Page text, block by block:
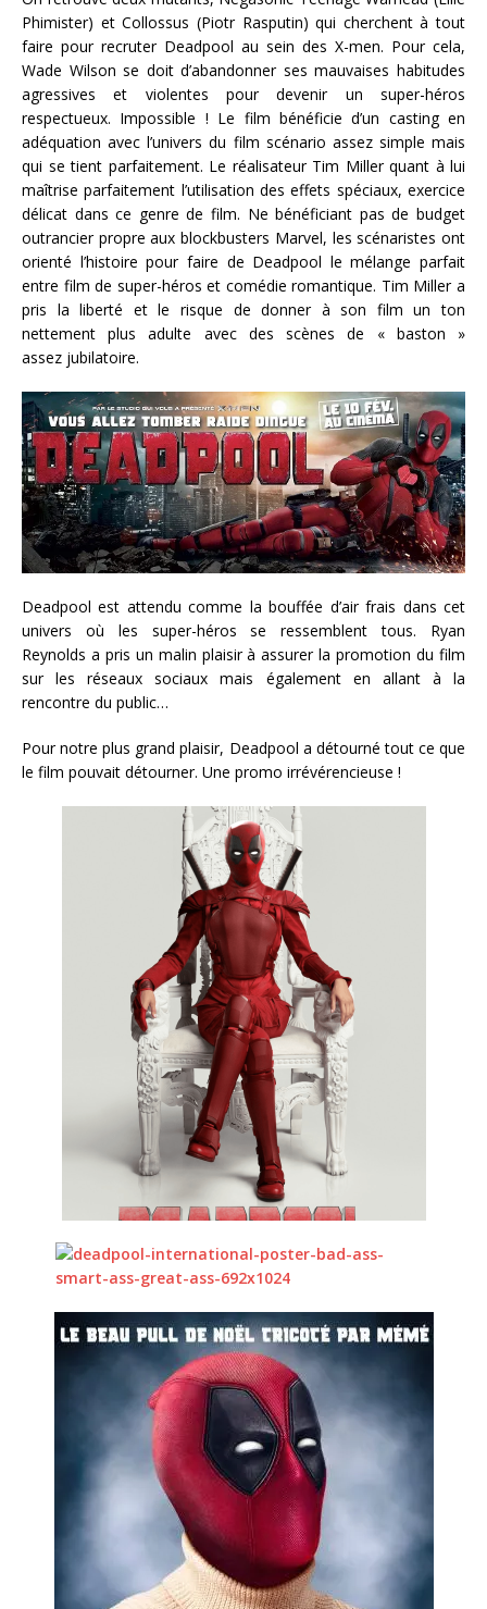
Phimister) et Collossus (Piotr Rasputin) qui cherchent à tout
faire pour recruter Deadpool au sein des X-men. Pour cela,
Wade Wilson se doit d’abandonner ses mauvaises habitudes
agressives et violentes pour devenir un super-héros
respectueux. Impossible ! Le film bénéficie d’un casting en
adéquation avec l’univers du film scénario assez simple mais
qui se tient parfaitement. Le réalisateur Tim Miller quant à lui
maîtrise parfaitement l’utilisation des effets spéciaux, exercice
délicat dans ce genre de film. Ne bénéficiant pas de budget
outrancier propre aux blockbusters Marvel, les scénaristes ont
orienté l’histoire pour faire de Deadpool le mélange parfait
entre film de super-héros et comédie romantique. Tim Miller a
pris la liberté et le risque de donner à son film un ton
nettement plus adulte avec des scènes de « baston »
assez jubilatoire.
Deadpool est attendu comme la bouffée d’air frais dans cet
univers où les super-héros se ressemblent tous. Ryan
Reynolds a pris un malin plaisir à assurer la promotion du film
sur les réseaux sociaux mais également en allant à la
rencontre du public…
Pour notre plus grand plaisir, Deadpool a détourné tout ce que
le film pouvait détourner. Une promo irrévérencieuse !